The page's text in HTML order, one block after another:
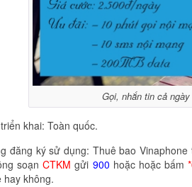
Gọi, nhắn tin cả
khai: Toàn quốc.
đăng ký sử dụng: Thuê bao
soạnCTKM gửi 900 hoặc hoặc bấm
hay không.